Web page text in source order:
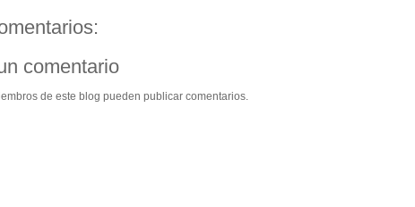
comentario
de este blog pueden publicar comentarios.